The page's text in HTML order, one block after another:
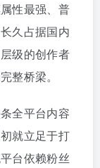
性最强、普
久占据国内
级的创作者
整桥梁。
全平台内容
就立足于打
台依赖粉丝